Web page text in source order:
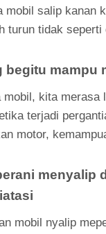
mobil salip kanan
turun tidak
begitu mampu
mobil, kita
terjadi
motor,
menyalip
mobil nyalip